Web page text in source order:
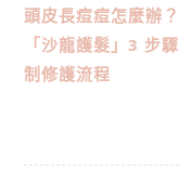
頭皮長痘痘怎麼辦
「沙龍護髮」3 步
制修護流程